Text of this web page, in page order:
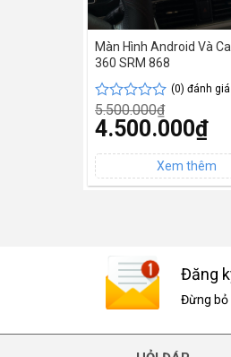
Màn Hình Android Và
360 SRM 868
Được
xếp
hạng
0
5
sao
(0) đánh giá
5.500.000₫
Giá
gốc
là:
5.500.000₫.
4.500.000₫
hiện
tại
là:
Đăng
Đừng bỏ